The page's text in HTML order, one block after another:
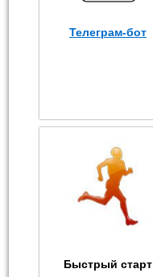
Телеграм-бот
Быстрый старт